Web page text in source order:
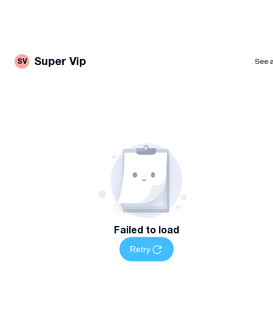
SV Super Vip See
Failed to load
Retry